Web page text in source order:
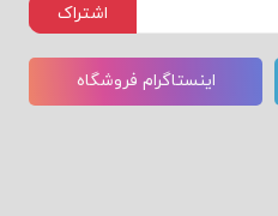
اشتراک
اینستاگرام فروشگاه